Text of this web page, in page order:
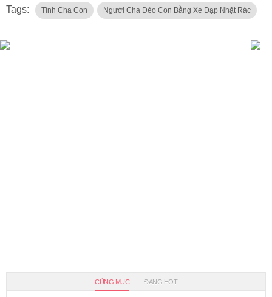
Tags: Tình Cha Con Người Cha Đèo Con Bằng Xe Đạp Nhặt Rác
CÙNG MỤC ĐANG HOT